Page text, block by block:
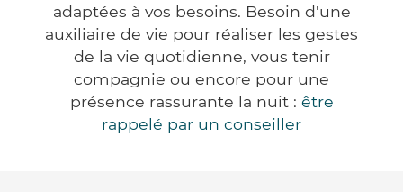
adaptées à vos besoins. Besoin d'une
auxiliaire de vie pour réaliser les gestes
de la vie quotidienne, vous tenir
compagnie ou encore pour une
présence rassurante la nuit : être
rappelé par un conseiller